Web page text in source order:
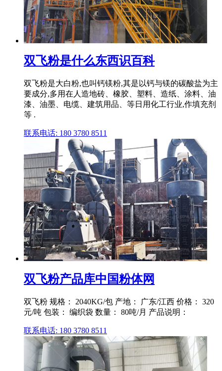
双飞粉是什么东西识百科
双飞粉是大白粉,也叫钙镁粉,其是以钙与镁的碳酸盐为主
要成分,多用在人造地砖、橡胶、塑料、造纸、涂料、油
漆、油墨、电缆、建筑用品、等日用化工行业,作填充剂
等 .
联系电话: 180 3780 8511
双飞粉产品库中国粉体网
双飞粉 规格： 2040KG/包 产地： 广东/江西 价格： 320
元/吨 包装： 编织袋 数量： 80吨/月 产品说明：
联系电话: 180 3780 8511